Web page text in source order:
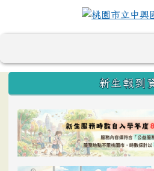
:::
新生報到